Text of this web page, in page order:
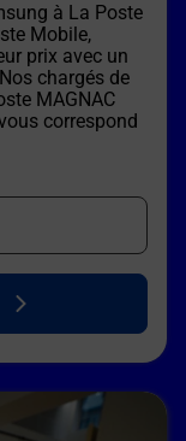
à La Poste
Mobile,
prix avec un
chargés de
MAGNAC
correspond